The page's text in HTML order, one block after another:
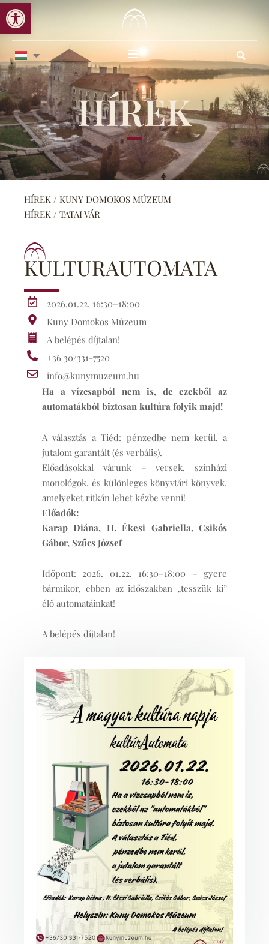
Eszköztár megnyitása
Skip
to
content
HÍREK
HÍREK / KUNY DOMOKOS MÚZEUM
HÍREK / TATAI VÁR
KULTURAUTOMATA
2026.01.22. 16:30–18:00
Kuny Domokos Múzeum
A belépés díjtalan!
+36 30/331-7520
info@kunymuzeum.hu
Ha a vízcsapból nem is, de ezekből az
automatákból biztosan kultúra folyik majd!
A választás a Tiéd: pénzedbe nem kerül, a
jutalom garantált (és verbális).
Előadásokkal várunk – versek, színházi
monológok, és különleges könyvtári könyvek,
amelyeket ritkán lehet kézbe venni!
Előadók:
Karap Diána, H. Ékesi Gabriella, Csikós
Gábor, Szűcs József
Időpont: 2026. 01.22. 16:30–18:00 – gyere
bármikor, ebben az időszakban „tesszük ki”
élő automatáinkat!
A belépés díjtalan!